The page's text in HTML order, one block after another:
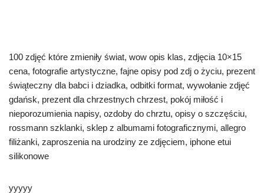
100 zdjęć które zmieniły świat, wow opis klas, zdjęcia 10×15
cena, fotografie artystyczne, fajne opisy pod zdj o życiu, prezent
świąteczny dla babci i dziadka, odbitki format, wywołanie zdjęć
gdańsk, prezent dla chrzestnych chrzest, pokój miłość i
nieporozumienia napisy, ozdoby do chrztu, opisy o szczęściu,
rossmann szklanki, sklep z albumami fotograficznymi, allegro
filiżanki, zaproszenia na urodziny ze zdjęciem, iphone etui
silikonowe
yyyyy